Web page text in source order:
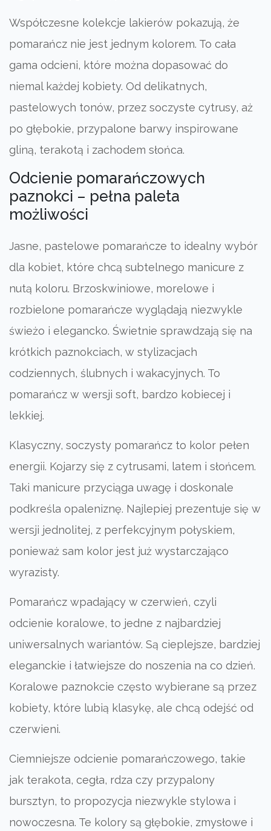
Współczesne kolekcje lakierów pokazują, że
pomarańcz nie jest jednym kolorem. To cała
gama odcieni, które można dopasować do
niemal każdej kobiety. Od delikatnych,
pastelowych tonów, przez soczyste cytrusy, aż
po głębokie, przypalone barwy inspirowane
gliną, terakotą i zachodem słońca.
Odcienie pomarańczowych
paznokci – pełna paleta
możliwości
Jasne, pastelowe pomarańcze to idealny wybór
dla kobiet, które chcą subtelnego manicure z
nutą koloru. Brzoskwiniowe, morelowe i
rozbielone pomarańcze wyglądają niezwykle
świeżo i elegancko. Świetnie sprawdzają się na
krótkich paznokciach, w stylizacjach
codziennych, ślubnych i wakacyjnych. To
pomarańcz w wersji soft, bardzo kobiecej i
lekkiej.
Klasyczny, soczysty pomarańcz to kolor pełen
energii. Kojarzy się z cytrusami, latem i słońcem.
Taki manicure przyciąga uwagę i doskonale
podkreśla opaleniznę. Najlepiej prezentuje się w
wersji jednolitej, z perfekcyjnym połyskiem,
ponieważ sam kolor jest już wystarczająco
wyrazisty.
Pomarańcz wpadający w czerwień, czyli
odcienie koralowe, to jedne z najbardziej
uniwersalnych wariantów. Są cieplejsze, bardziej
eleganckie i łatwiejsze do noszenia na co dzień.
Koralowe paznokcie często wybierane są przez
kobiety, które lubią klasykę, ale chcą odejść od
czerwieni.
Ciemniejsze odcienie pomarańczowego, takie
jak terakota, cegła, rdza czy przypalony
bursztyn, to propozycja niezwykle stylowa i
nowoczesna. Te kolory są głębokie, zmysłowe i